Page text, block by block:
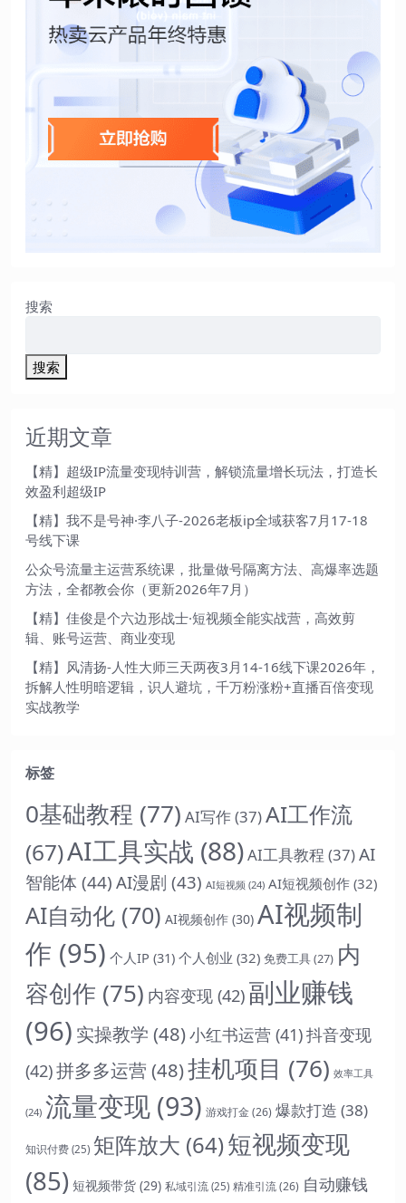
搜索
搜索
近期文章
【精】超级IP流量变现特训营，解锁流量增长玩法，打造长
效盈利超级IP
【精】我不是号神·李八子-2026老板ip全域获客7月17-18
号线下课
公众号流量主运营系统课，批量做号隔离方法、高爆率选题
方法，全都教会你（更新2026年7月）
【精】佳俊是个六边形战士·短视频全能实战营，高效剪
辑、账号运营、商业变现
【精】风清扬-人性大师三天两夜3月14-16线下课2026年，
拆解人性明暗逻辑，识人避坑，千万粉涨粉+直播百倍变现
实战教学
标签
0基础教程 (77) AI写作(37)AI工作流
(67)AI工具实战 (88)AI工具教程 (37)AI
智能体 (44) AI漫剧 (43) AI短视频 (24) AI短视频创作 (32)
AI自动化 (70) AI视频创作 (30) AI视频制
作 (95) 个人IP (31) 个人创业 (32) 免费工具(27) 内
容创作 (75) 内容变现 (42) 副业赚钱
(96) 实操教学 (48)小红书运营 (41)抖音变现
(42)拼多多运营 (48)挂机项目 (76) 效率工具
(24) 流量变现 (93) 游戏打金(26) 爆款打造 (38)
知识付费 (25) 矩阵放大 (64)短视频变现
(85) 短视频带货 (29) 私域引流 (25) 精准引流(26) 自动赚钱